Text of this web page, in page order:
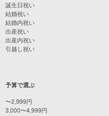
誕生日祝い
結婚祝い
結婚内祝い
出産祝い
出産内祝い
引越し祝い
予算で選ぶ
〜2,999円
3,000〜4,999円